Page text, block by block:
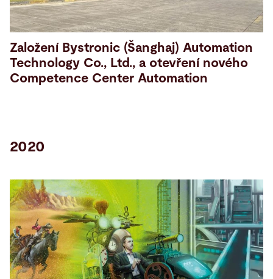
Založení Bystronic (Šanghaj) Automation
Technology Co., Ltd., a otevření nového
Competence Center Automation
2020